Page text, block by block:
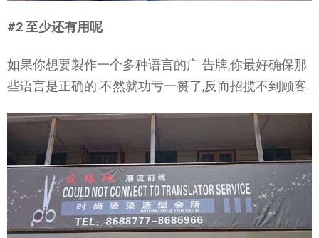
#2 至少还有用呢
如果你想要製作一个多种语言的广 告牌,你最好确保那
些语言是正确的.不然就功亏一篑了,反而招揽不到顾客.